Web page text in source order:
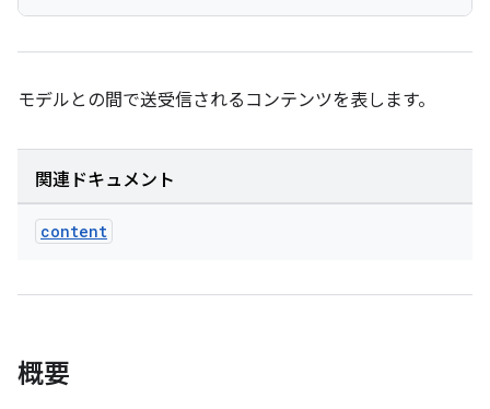
モデルとの間で送受信されるコンテンツを表します。
関連ドキュメント
content
概要